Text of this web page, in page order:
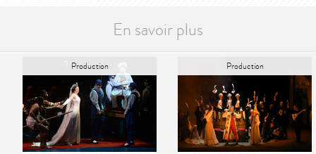
En savoir plus
Production Production